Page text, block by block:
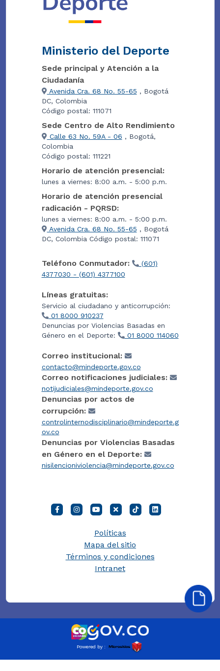
Ministerio del Deporte
Sede principal y Atención a la
Ciudadanía
Avenida Cra. 68 No. 55-65 , Bogotá
DC, Colombia
Código postal: 111071
Sede Centro de Alto Rendimiento
Calle 63 No. 59A - 06 , Bogotá,
Colombia
Código postal: 111221
Horario de atención presencial:
lunes a viernes: 8:00 a.m. - 5:00 p.m.
Horario de atención presencial
radicación - PQRSD:
lunes a viernes: 8:00 a.m. - 5:00 p.m.
Avenida Cra. 68 No. 55-65 , Bogotá
DC, Colombia Código postal: 111071
Teléfono Conmutador:
(601)
4377030 - (601) 4377100
Líneas gratuitas:
Servicio al ciudadano y anticorrupción:
01 8000 910237
Denuncias por Violencias Basadas en
Género en el Deporte:
01 8000 114060
Correo institucional:
contacto@mindeporte.gov.co
Correo notificaciones judiciales:
notijudiciales@mindeporte.gov.co
Denuncias por actos de
corrupción:
controlinternodisciplinario@mindeporte.g
ov.co
Denuncias por Violencias Basadas
en Género en el Deporte:
nisilencioniviolencia@mindeporte.gov.co
Políticas
Mapa del sitio
Términos y condiciones
Intranet
Powered by :